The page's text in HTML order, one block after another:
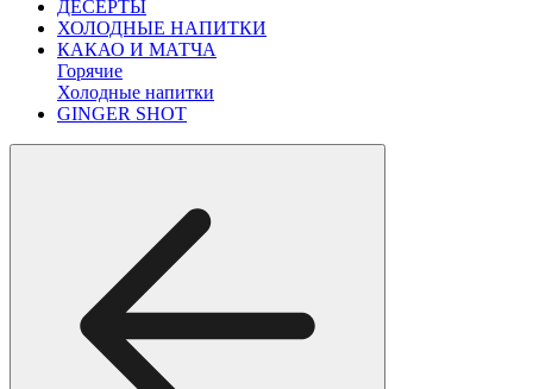
ДЕСЕРТЫ
ХОЛОДНЫЕ НАПИТКИ
КАКАО И МАТЧА
Горячие
Холодные напитки
GINGER SHOT